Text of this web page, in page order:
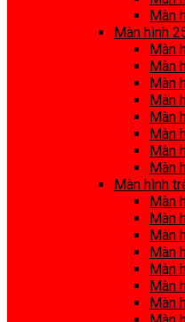
Màn
Màn hình
Màn
Màn
Màn
Màn
Màn
Màn
Màn
Màn
Màn hình
Màn
Màn
Màn
Màn
Màn
Màn
Màn